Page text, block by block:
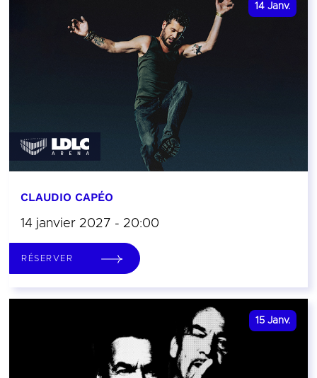
14 Janv.
CLAUDIO CAPÉO
14 janvier 2027 - 20:00
RÉSERVER
15 Janv.